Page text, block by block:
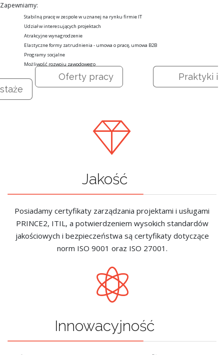
Zapewniamy:
Stabilną pracę w zespole w uznanej na rynku firmie IT
Udział w interesujących projektach
Atrakcyjne wynagrodzenie
Elastyczne formy zatrudnienia - umowa o pracę, umowa B2B
Programy socjalne
Możliwość rozwoju zawodowego
Oferty pracy
Praktyki i
staże
Jakość
Posiadamy certyfikaty zarządzania projektami i usługami
PRINCE2, ITIL, a potwierdzeniem wysokich standardów
jakościowych i bezpieczeństwa są certyfikaty dotyczące
norm ISO 9001 oraz ISO 27001.
Innowacyjność